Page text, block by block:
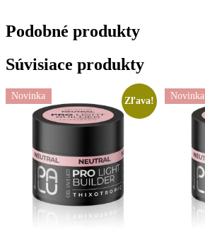
Podobné produkty
Súvisiace produkty
Zľava!
Novinka Novinka